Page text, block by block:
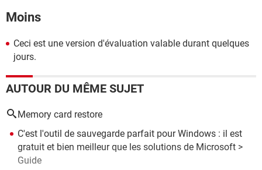
Moins
Ceci est une version d'évaluation valable durant quelques
jours.
AUTOUR DU MÊME SUJET
Memory card restore
C'est l'outil de sauvegarde parfait pour Windows : il est
gratuit et bien meilleur que les solutions de Microsoft >
Guide